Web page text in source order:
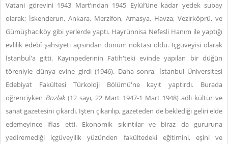
Vatani görevini 1943 Mart’ından 1945 Eylül’üne kadar yedek subay
olarak; İskenderun, Ankara, Merzifon, Amasya, Havza, Vezirköprü, ve
Gümüşhacıköy gibi yerlerde yaptı. Hayrünnisa Nefesli Hanım ile yaptığı
evlilik edebî şahsiyeti açısından dönüm noktası oldu. İçgüveyisi olarak
İstanbul'a gitti. Kayınpederinin Fatih'teki evinde yapılan bir düğün
töreniyle dünya evine girdi (1946). Daha sonra, İstanbul Üniversitesi
Edebiyat Fakültesi Türkoloji Bölümü'ne kayıt yaptırdı. Burada
öğrenciyken Bozlak(12 sayı, 22 Mart 1947-1 Mart 1948) adlı kültür ve
sanat gazetesini çıkardı. İşten çıkarılıp, gazeteden de beklediği geliri elde
edemeyince iflas etti. Ekonomik sıkıntılar ve biraz da gururuna
yediremediği içgüveyilik yüzünden fakültedeki eğitimini, eşini ve